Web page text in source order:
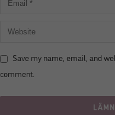
Save my name, email, and
comment.